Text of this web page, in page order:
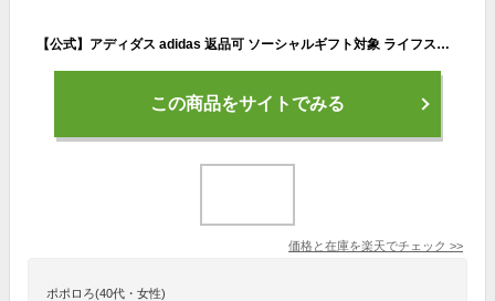
【公式】アディダス adidas 返品可 ソーシャルギフト対象 ライフスタイル オズガイア / Ozgaia オリジナルス ユニセックス シューズ・靴 スニーカー ピンク IG6049 厚底スニーカー ローカット atzk
この商品をサイトでみる
価格と在庫を楽天でチェック >>
ポポロろ(40代・女性)